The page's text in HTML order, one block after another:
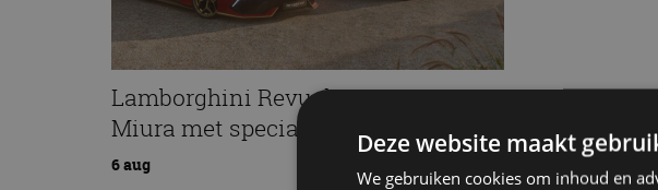
Lamborghini Revuelto eert 60 jaar
Miura met speciale editie
6 aug
Deze website maakt
We gebruiken cookies om inhoud en